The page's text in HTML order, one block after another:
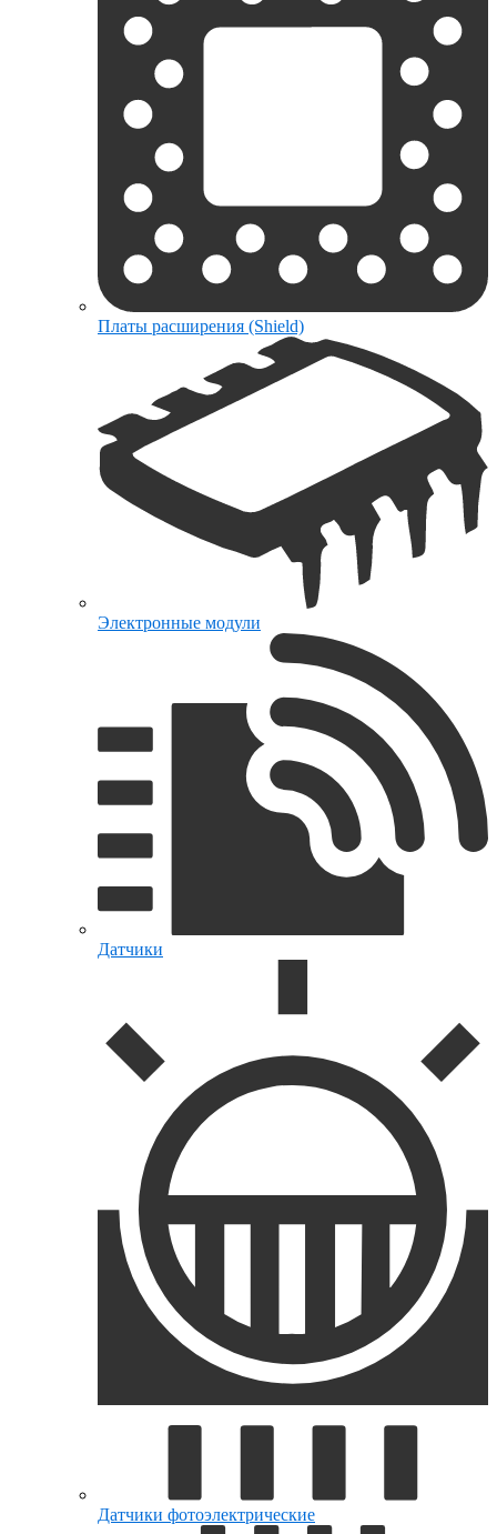
Платы расширения (Shield)
Электронные модули
Датчики
Датчики фотоэлектрические